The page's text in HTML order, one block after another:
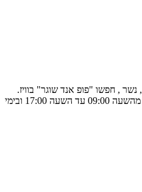
אולם התצוגה בכתובת המסילה 17 , נשר , חפשו "פופ אנד שוגר" בוויז.
שעות הפעילות הם בימים א' עד ה' מהשעה 09:00 עד השעה 17:00 ובימי